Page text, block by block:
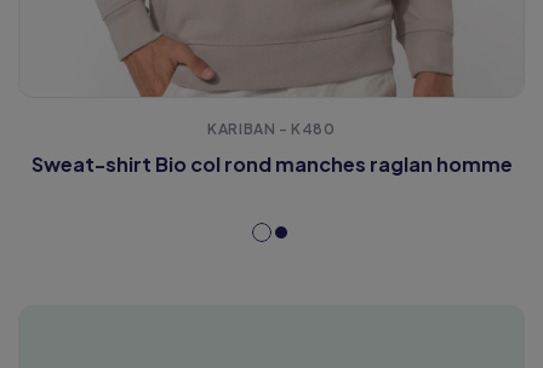
KARIBAN - K480
Sweat-shirt Bio col rond manches raglan homme